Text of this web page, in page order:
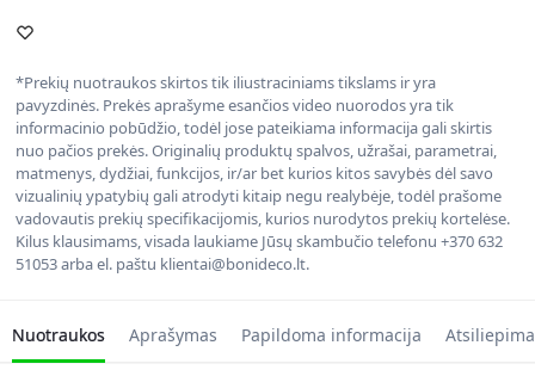
*Prekių nuotraukos skirtos tik iliustraciniams tikslams ir yra
pavyzdinės. Prekės aprašyme esančios video nuorodos yra tik
informacinio pobūdžio, todėl jose pateikiama informacija gali skirtis
nuo pačios prekės. Originalių produktų spalvos, užrašai, parametrai,
matmenys, dydžiai, funkcijos, ir/ar bet kurios kitos savybės dėl savo
vizualinių ypatybių gali atrodyti kitaip negu realybėje, todėl prašome
vadovautis prekių specifikacijomis, kurios nurodytos prekių kortelėse.
Kilus klausimams, visada laukiame Jūsų skambučio telefonu +370 632
51053 arba el. paštu klientai@bonideco.lt.
Nuotraukos Aprašymas Papildoma informacija